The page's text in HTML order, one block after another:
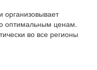
организовывает
оптимальным ценам.
во все регионы